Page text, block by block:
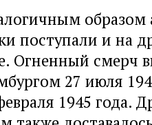
образом
поступали и на
Огненный смерч
27 июля
1945 года.